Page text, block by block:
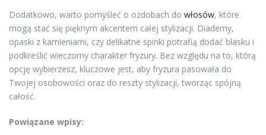
Dodatkowo, warto pomyśleć o ozdobach do włosów, które
mogą stać się pięknym akcentem całej stylizacji. Diademy,
opaski z kamieniami, czy delikatne spinki potrafią dodać blasku i
podkreślić wieczorny charakter fryzury. Bez względu na to, którą
opcję wybierzesz, kluczowe jest, aby fryzura pasowała do
Twojej osobowości oraz do reszty stylizacji, tworząc spójną
całość.
Powiązane wpisy: